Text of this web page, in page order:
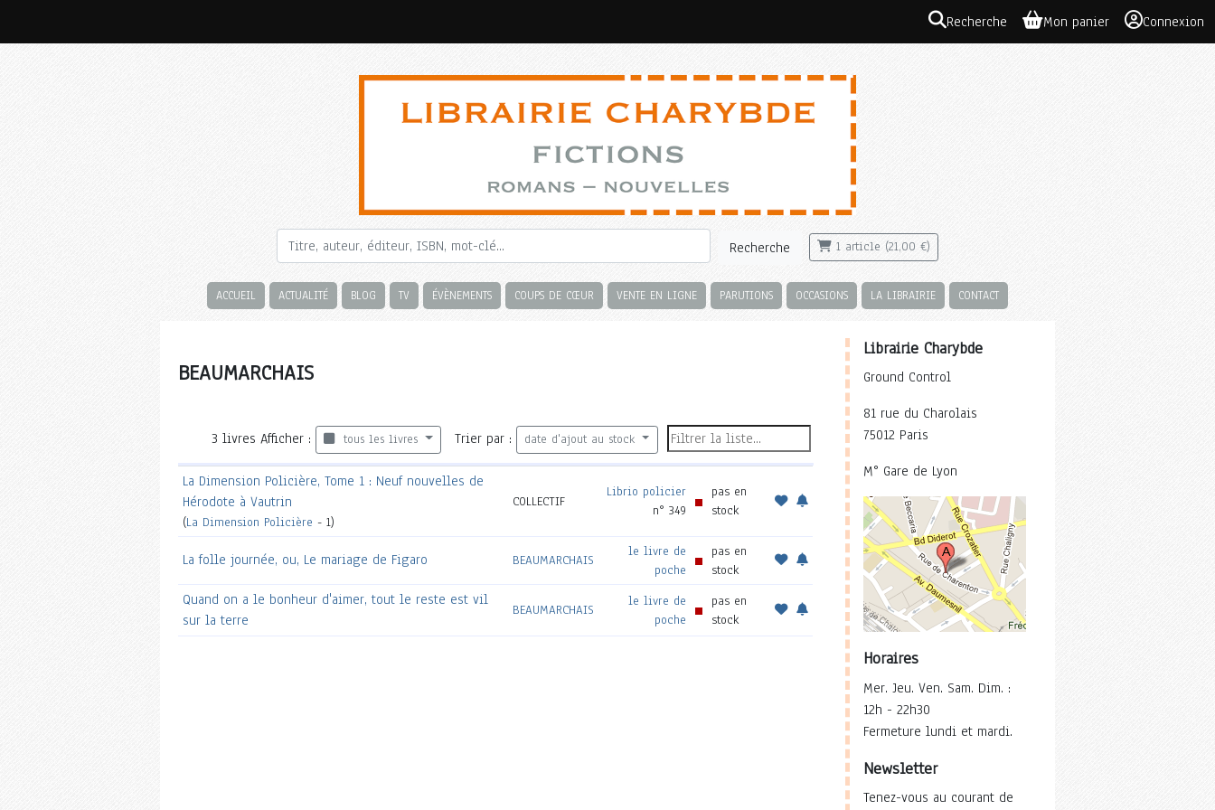
Recherche Mon panier Connexion
Recherche 1 article (21,00 €)
ACCUEIL ACTUALITÉ BLOG TV ÉVÈNEMENTS COUPS DE CŒUR VENTE EN LIGNE PARUTIONS OCCASIONS LA LIBRAIRIE CONTACT
BEAUMARCHAIS
3 livres Afficher : tous les livres Trier par : date d'ajout au stock
La Dimension Policière, Tome 1 : Neuf nouvelles de
Hérodote à Vautrin
(La Dimension Policière - 1)
COLLECTIF
Librio policier
n° 349
pas en
stock
La folle journée, ou, Le mariage de Figaro BEAUMARCHAIS
le livre de
poche
pas en
stock
Quand on a le bonheur d'aimer, tout le reste est vil
sur la terre
BEAUMARCHAIS
le livre de
poche
pas en
stock
Librairie Charybde
Ground Control
81 rue du Charolais
75012 Paris
M° Gare de Lyon
Horaires
Mer. Jeu. Ven. Sam. Dim. :
12h - 22h30
Fermeture lundi et mardi.
Newsletter
Tenez-vous au courant de